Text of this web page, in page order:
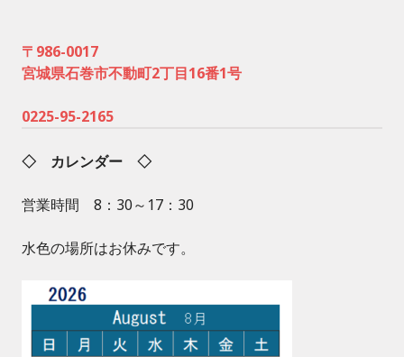
〒986-0017
宮城県石巻市不動町2丁目16番1号
0225-95-2165
◇ カレンダー ◇
営業時間 8：30～17：30
水色の場所はお休みです。